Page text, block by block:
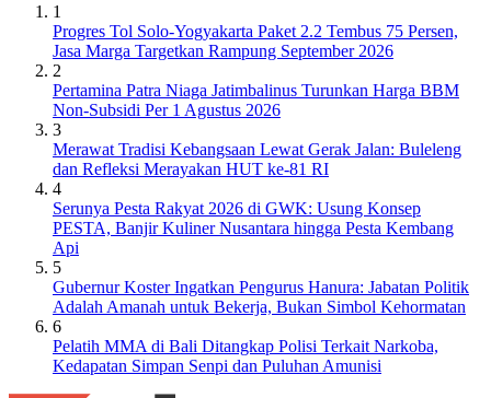
1
Progres Tol Solo-Yogyakarta Paket 2.2 Tembus 75 Persen,
Jasa Marga Targetkan Rampung September 2026
2
Pertamina Patra Niaga Jatimbalinus Turunkan Harga BBM
Non-Subsidi Per 1 Agustus 2026
3
Merawat Tradisi Kebangsaan Lewat Gerak Jalan: Buleleng
dan Refleksi Merayakan HUT ke-81 RI
4
Serunya Pesta Rakyat 2026 di GWK: Usung Konsep
PESTA, Banjir Kuliner Nusantara hingga Pesta Kembang
Api
5
Gubernur Koster Ingatkan Pengurus Hanura: Jabatan Politik
Adalah Amanah untuk Bekerja, Bukan Simbol Kehormatan
6
Pelatih MMA di Bali Ditangkap Polisi Terkait Narkoba,
Kedapatan Simpan Senpi dan Puluhan Amunisi